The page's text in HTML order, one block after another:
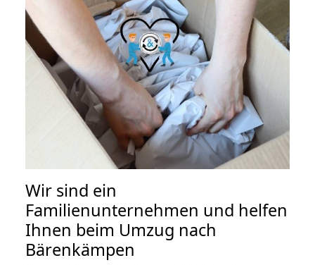
Wir sind ein
Familienunternehmen und helfen
Ihnen beim Umzug nach
Bärenkämpen